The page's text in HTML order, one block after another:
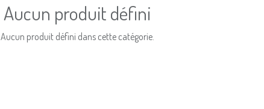
Aucun produit défini
Aucun produit défini dans cette catégorie.